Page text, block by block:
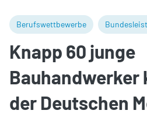
Berufswettbewerbe
Knapp 60 junge
Bauhandwerker
der Deutschen